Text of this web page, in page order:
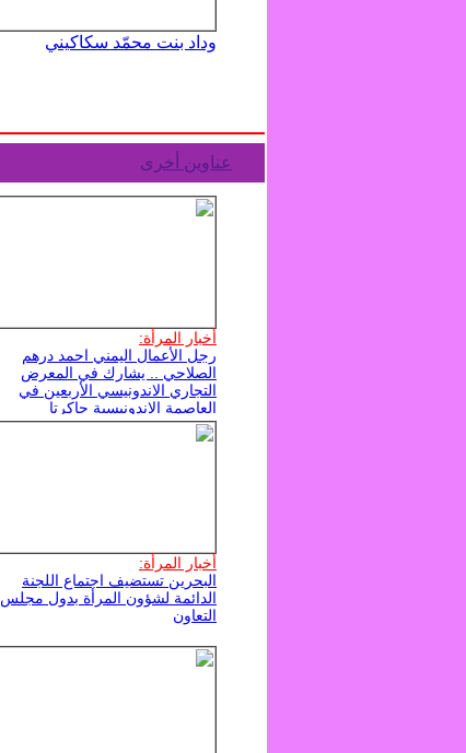
وداد بنت محمّد سكاكيني
عناوين أخرى
أخبار المرأة:
رجل الأعمال اليمني احمد درهم
الصلاحي .. يشارك في المعرض
التجاري الاندونيسي الأربعين في
العاصمة الإندونيسية جاكرتا
أخبار المرأة:
البحرين تستضيف اجتماع اللجنة
الدائمة لشؤون المرأة بدول مجلس
التعاون